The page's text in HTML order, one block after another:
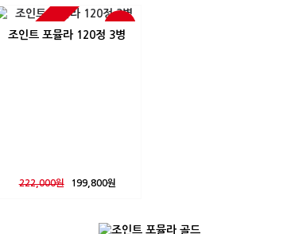
Sold Out
조인트 포뮬라 120정 3병
222,000원 199,800원